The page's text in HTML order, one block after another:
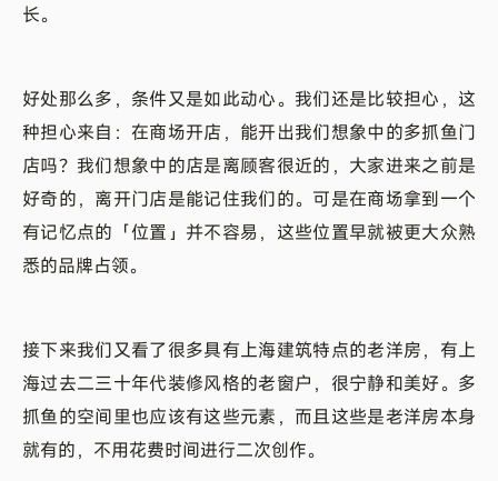
长。
好处那么多，条件又是如此动心。我们还是比较担心，这
种担心来自：在商场开店，能开出我们想象中的多抓鱼门
店吗？我们想象中的店是离顾客很近的，大家进来之前是
好奇的，离开门店是能记住我们的。可是在商场拿到一个
有记忆点的「位置」并不容易，这些位置早就被更大众熟
悉的品牌占领。
接下来我们又看了很多具有上海建筑特点的老洋房，有上
海过去二三十年代装修风格的老窗户，很宁静和美好。多
抓鱼的空间里也应该有这些元素，而且这些是老洋房本身
就有的，不用花费时间进行二次创作。